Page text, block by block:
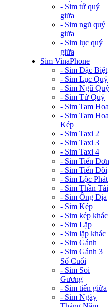
- Sim tứ quý
giữa
- Sim ngũ quý
giữa
- Sim lục quý
giữa
Sim VinaPhone
- Sim Đặc Biệt
- Sim Lục Quý
- Sim Ngũ Quý
- Sim Tứ Quý
- Sim Tam Hoa
- Sim Tam Hoa
Kép
- Sim Taxi 2
- Sim Taxi 3
- Sim Taxi 4
- Sim Tiến Đơn
- Sim Tiến Đôi
- Sim Lộc Phát
- Sim Thần Tài
- Sim Ông Địa
- Sim Kép
- Sim kép khác
- Sim Lặp
- Sim lặp khác
- Sim Gánh
- Sim Gánh 3
Số Cuối
- Sim Soi
Gương
- Sim tiến giữa
- Sim Ngày